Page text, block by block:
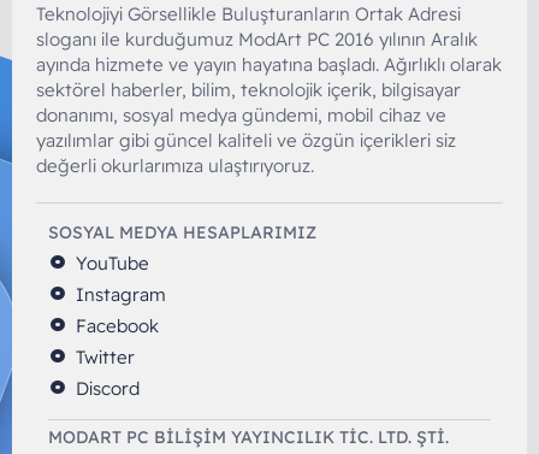
Teknolojiyi Görsellikle Buluşturanların Ortak Adresi
sloganı ile kurduğumuz ModArt PC 2016 yılının Aralık
ayında hizmete ve yayın hayatına başladı. Ağırlıklı olarak
sektörel haberler, bilim, teknolojik içerik, bilgisayar
donanımı, sosyal medya gündemi, mobil cihaz ve
yazılımlar gibi güncel kaliteli ve özgün içerikleri siz
değerli okurlarımıza ulaştırıyoruz.
SOSYAL MEDYA HESAPLARIMIZ
YouTube
Instagram
Facebook
Twitter
Discord
MODART PC BILIŞIM YAYINCILIK TİC. LTD. ŞTİ.